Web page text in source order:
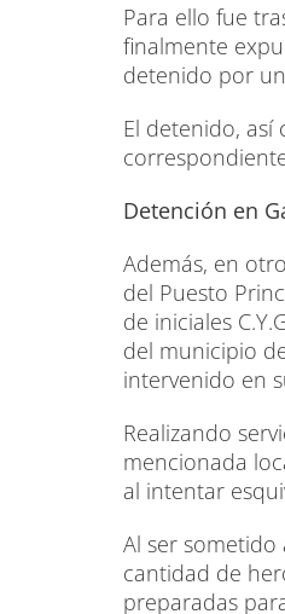
Para ello fue
finalmente
detenido por
El detenido,
Detención en
Además, en
del Puesto
de iniciales
del municipio
intervenido en
Realizando
mencionada
al intentar
Al ser
cantidad de
preparadas